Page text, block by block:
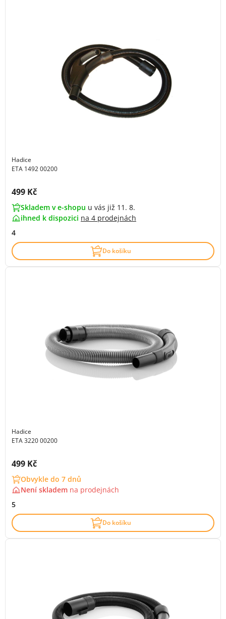
Hadice
ETA 1492 00200
Cena s DPH:
499 Kč
Skladem v e-shopu u vás již 11. 8.
ihned k dispozici na 4 prodejnách
4
Do košíku
Hadice
ETA 3220 00200
Cena s DPH:
499 Kč
Obvykle do 7 dnů
Není skladem na prodejnách
5
Do košíku